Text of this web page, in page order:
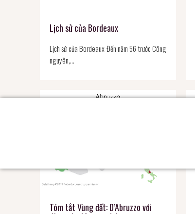
Lịch sử của Bordeaux
Lịch sử của Bordeaux Đến năm 56 trước Công
nguyên,…
Tóm tắt Vùng đất: D’Abruzzo với